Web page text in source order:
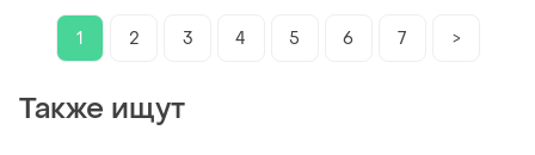
1
2 3 4 5 6 7 >
Также ищут